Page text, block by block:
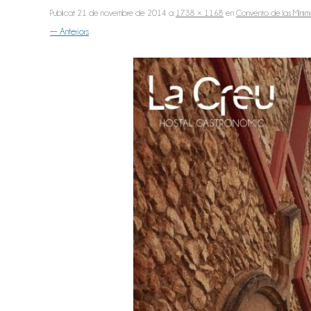
Publicat 21 de novembre de 2014 a 1738 × 1168 en Convento de las
← Anteriors